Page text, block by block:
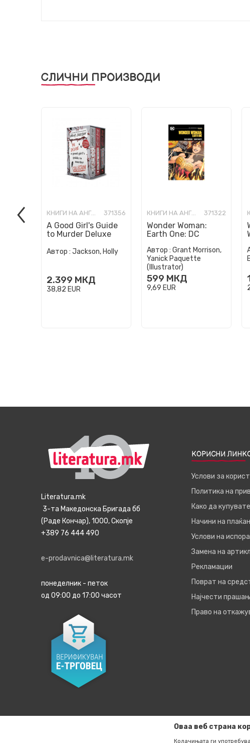
СЛИЧНИ ПРОИЗВОДИ
КНИГИ НА АНГЛИСКИ ЈАЗИК 371356
A Good Girl's Guide
to Murder Deluxe
Set: Special Deluxe
Автор : Jackson, Holly
2.399 МКД
38,82 EUR
КНИГИ НА АНГЛИСКИ ЈАЗИК 371322
Wonder Woman:
Earth One: DC
Edition
Автор : Grant Morrison,
Yanick Paquette
(Illustrator)
599 МКД
9,69 EUR
Literatura.mk
3-та Македонска Бригада бб
(Раде Кончар), 1000, Скопје
+389 76 444 490
e-prodavnica@literatura.mk
понеделник - петок
од 09:00 до 17:00 часот
КОРИСНИ
Услови за
Политика на
Како да купувате
Начини на
Услови на
Замена на
Рекламации
Поврат на
Најчести
Право на
Оваа веб страна
Колачињата ги